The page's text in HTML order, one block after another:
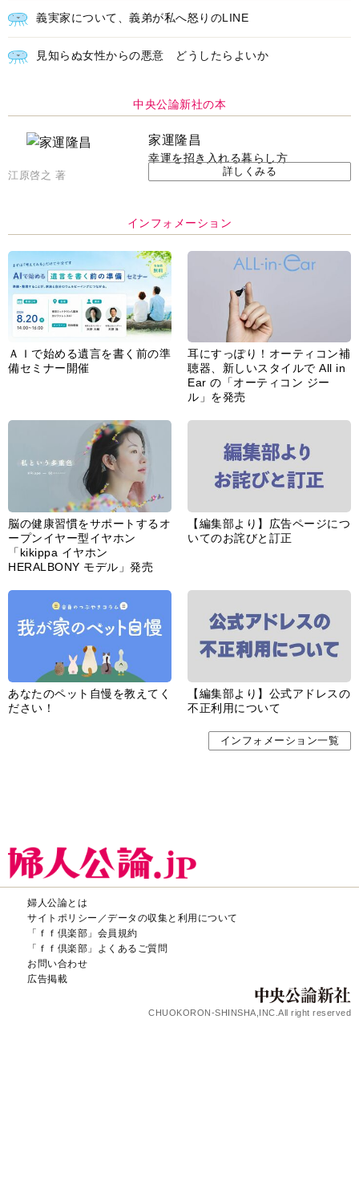
義実家について、義弟が私へ怒りのLINE
見知らぬ女性からの悪意 どうしたらよいか
中央公論新社の本
家運隆昌
幸運を招き入れる暮らし方
江原啓之 著 詳しくみる
インフォメーション
ＡＩで始める遺言を書く前の準
備セミナー開催
耳にすっぽり！オーティコン補
聴器、新しいスタイルで All in
Ear の「オーティコン ジー
ル」を発売
脳の健康習慣をサポートするオ
ープンイヤー型イヤホン
「kikippa イヤホン
HERALBONY モデル」発売
【編集部より】広告ページにつ
いてのお詫びと訂正
あなたのペット自慢を教えてく
ださい！
【編集部より】公式アドレスの
不正利用について
インフォメーション一覧
婦人公論とは
サイトポリシー／データの収集と利用について
「ｆｆ倶楽部」会員規約
「ｆｆ倶楽部」よくあるご質問
お問い合わせ
広告掲載
CHUOKORON-SHINSHA,INC.All right reserved